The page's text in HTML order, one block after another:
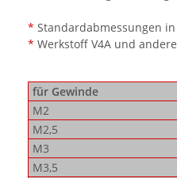
* Standardabmessungen
* Werkstoff V4A und
für Gewinde
M2
M2,5
M3
M3,5